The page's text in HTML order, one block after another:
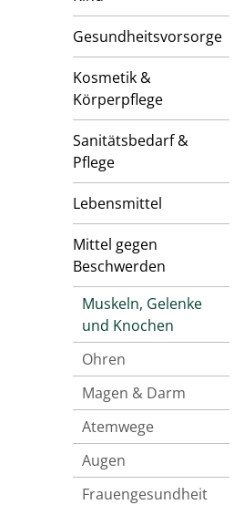
Gesundheitsvorsorge
Kosmetik &
Körperpflege
Sanitätsbedarf &
Pflege
Lebensmittel
Mittel gegen
Beschwerden
Muskeln, Gelenke
und Knochen
Ohren
Magen & Darm
Atemwege
Augen
Frauengesundheit